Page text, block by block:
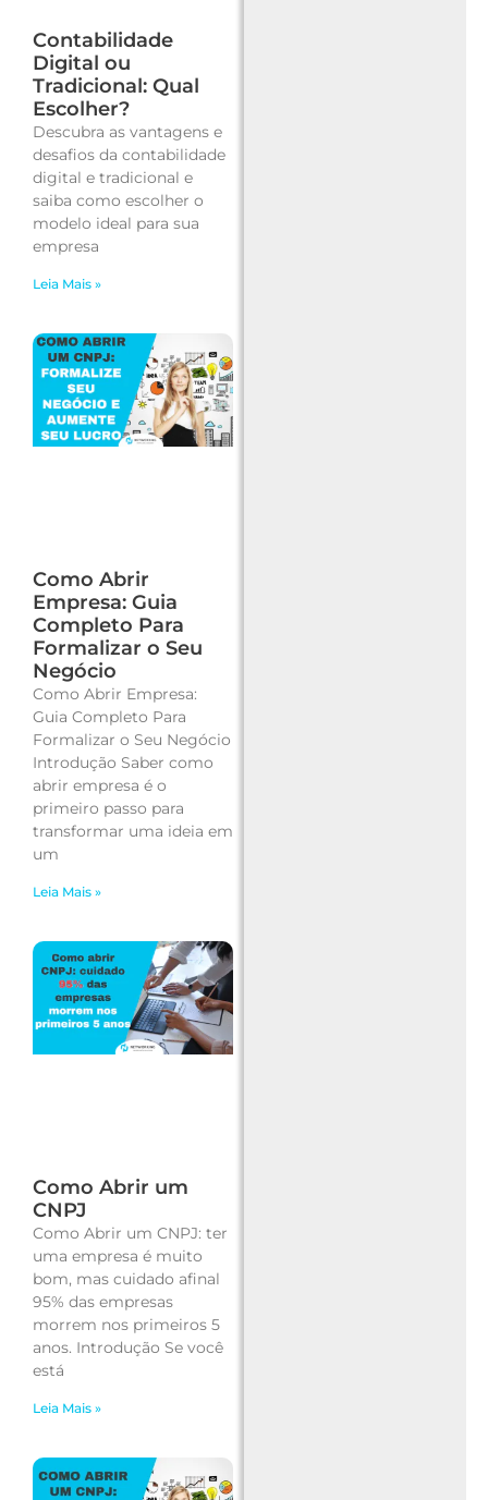
Contabilidade
Digital ou
Tradicional: Qual
Escolher?
Descubra as vantagens e
desafios da contabilidade
digital e tradicional e
saiba como escolher o
modelo ideal para sua
empresa
Leia Mais »
Como Abrir
Empresa: Guia
Completo Para
Formalizar o Seu
Negócio
Como Abrir Empresa:
Guia Completo Para
Formalizar o Seu Negócio
Introdução Saber como
abrir empresa é o
primeiro passo para
transformar uma ideia em
um
Leia Mais »
Como Abrir um
CNPJ
Como Abrir um CNPJ: ter
uma empresa é muito
bom, mas cuidado afinal
95% das empresas
morrem nos primeiros 5
anos. Introdução Se você
está
Leia Mais »